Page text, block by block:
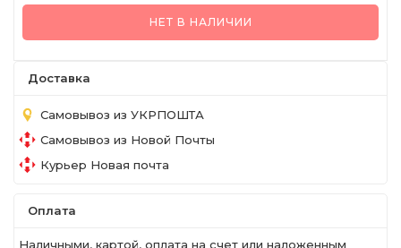
НЕТ В НАЛИЧИИ
Доставка
Самовывоз из УКРПОШТА
Самовывоз из Новой Почты
Курьер Новая почта
Оплата
Наличными, картой, оплата на счет или наложенным